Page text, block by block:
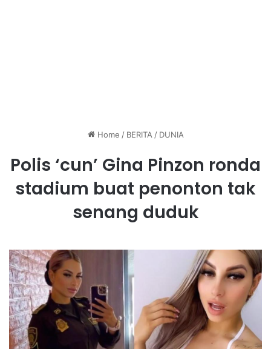
Home / BERITA / DUNIA
Polis ‘cun’ Gina Pinzon ronda
stadium buat penonton tak
senang duduk